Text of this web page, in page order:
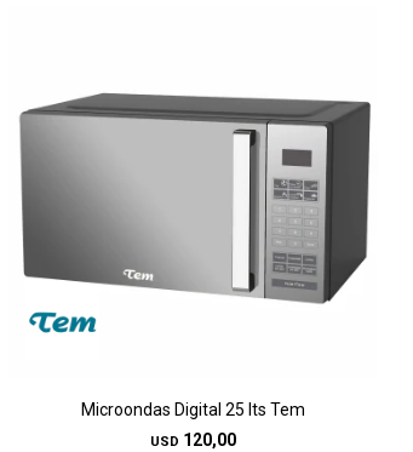
Microondas Digital 25 lts Tem
USD 120,00